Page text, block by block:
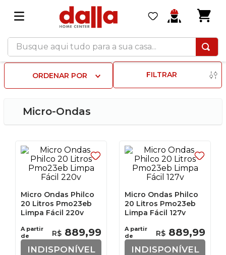
Busque aqui tudo para a sua casa...
ORDENAR POR FILTRAR
Micro-Ondas
Micro Ondas Philco
20 Litros Pmo23eb
Limpa Fácil 220v
A partir
de
R$ 889,99
INDISPONÍVEL
Micro Ondas Philco
20 Litros Pmo23eb
Limpa Fácil 127v
A partir
de
R$ 889,99
INDISPONÍVEL